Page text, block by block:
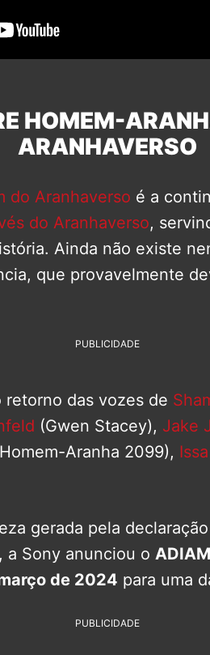
HOMEM-
ARANHAVERSO
do Aranhaverso é a
do Aranhaverso,
Ainda não existe
que provavelmente
PUBLICIDADE
das vozes de
(Gwen Stacey), Jake
Aranha 2099),
gerada pela
a Sony anunciou o
de 2024 para uma
PUBLICIDADE